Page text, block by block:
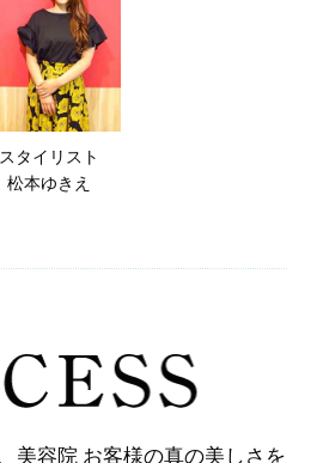
スタイリスト
松本ゆきえ
美容院 お客様の真の美しさを